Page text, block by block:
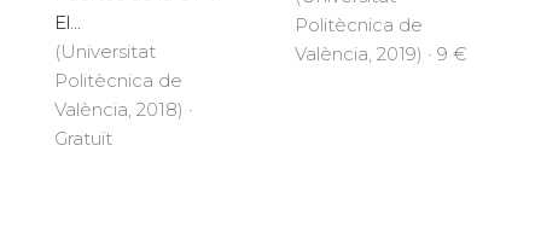
El...
(Universitat
Politècnica de
València, 2018) ·
Gratuït
Politècnica de
València, 2019) · 9 €